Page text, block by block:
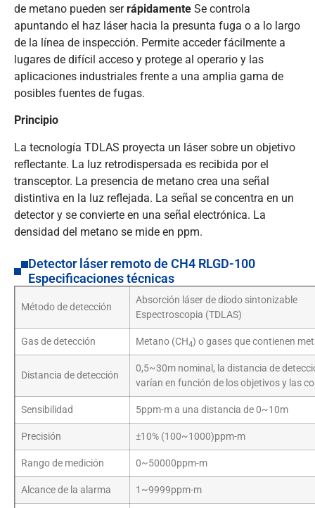
de metano pueden serrápidamente Se controla
apuntando el haz láser hacia la presunta fuga o a lo largo
de la línea de inspección. Permite acceder fácilmente a
lugares de difícil acceso y protege al operario y las
aplicaciones industriales frente a una amplia gama de
posibles fuentes de fugas.
Principio
La tecnología TDLAS proyecta un láser sobre un objetivo
reflectante. La luz retrodispersada es recibida por el
transceptor. La presencia de metano crea una señal
distintiva en la luz reflejada. La señal se concentra en un
detector y se convierte en una señal electrónica. La
densidad del metano se mide en ppm.
Detector láser remoto de CH4 RLGD-100
Especificaciones técnicas
Método de detección
Absorción láser de diodo sintonizable
Espectroscopia (TDLAS)
Gas de detección Metano (CH4) o gases que contienen
Distancia de detección
0,5~30m nominal, la distancia de
varían en función de los objetivos y las
Sensibilidad 5ppm-m a una distancia de 0~10m
Precisión ±10% (100~1000)ppm-m
Rango de medición 0~50000ppm-m
Alcance de la alarma 1~9999ppm-m